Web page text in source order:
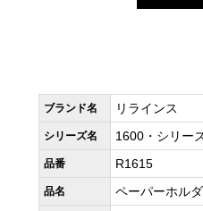
ブランド名 リラインス
シリーズ名 1600・シリー
品番 R1615
品名 ペーパーホル